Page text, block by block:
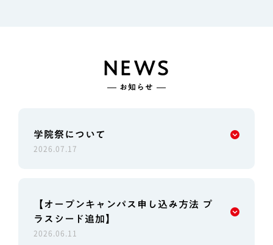
NEWS
お知らせ
学院祭について
2026.07.17
【オープンキャンパス申し込み方法 プ
ラスシード追加】
2026.06.11